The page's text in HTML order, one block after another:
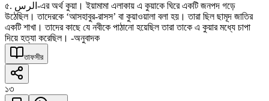
৫. الرس-এর অর্থ কুয়া। ইয়ামামা এলাকায় এ কুয়াকে ঘিরে একটি জনপদ গড়ে
উঠেছিল। তাদেরকে ‘আসহাবুর-রাসস’ বা কুয়াওয়ালা বলা হয়। তারা ছিল ছামূদ জাতির
একটি শাখা। তাদের কাছে যে নবীকে পাঠানো হয়েছিল তারা তাকে এ কুয়ার মধ্যে চাপা
দিয়ে হত্যা করেছিল। -অনুবাদক
তাফসীর
১৩